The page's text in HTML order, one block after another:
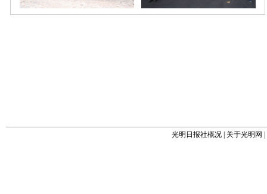
光明日报社概况 关于光明网